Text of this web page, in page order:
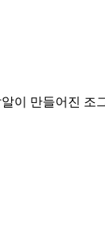
이 만들어진